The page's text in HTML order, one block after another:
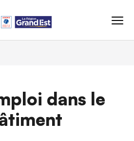
dans le